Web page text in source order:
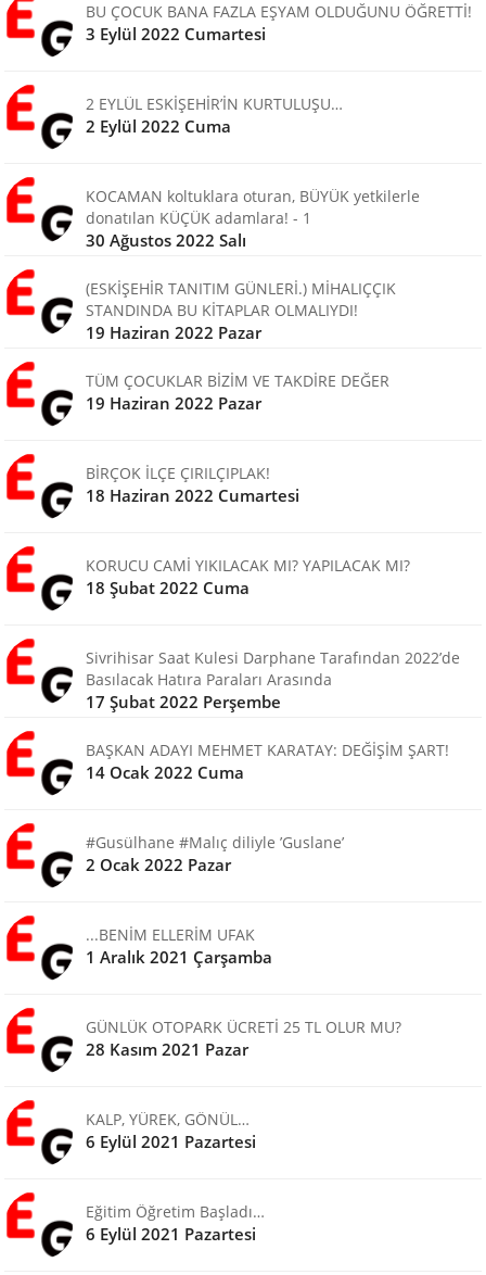
BU ÇOCUK BANA FAZLA EŞYAM OLDUĞUNU ÖĞRETTİ!
3 Eylül 2022 Cumartesi
2 EYLÜL ESKİŞEHİR’İN KURTULUŞU…
2 Eylül 2022 Cuma
KOCAMAN koltuklara oturan, BÜYÜK yetkilerle
donatılan KÜÇÜK adamlara! - 1
30 Ağustos 2022 Salı
(ESKİŞEHİR TANITIM GÜNLERİ.) MİHALIÇÇIK
STANDINDA BU KİTAPLAR OLMALIYDI!
19 Haziran 2022 Pazar
TÜM ÇOCUKLAR BİZİM VE TAKDİRE DEĞER
19 Haziran 2022 Pazar
BİRÇOK İLÇE ÇIRILÇIPLAK!
18 Haziran 2022 Cumartesi
KORUCU CAMİ YIKILACAK MI? YAPILACAK MI?
18 Şubat 2022 Cuma
Sivrihisar Saat Kulesi Darphane Tarafından 2022’de
Basılacak Hatıra Paraları Arasında
17 Şubat 2022 Perşembe
BAŞKAN ADAYI MEHMET KARATAY: DEĞİŞİM ŞART!
14 Ocak 2022 Cuma
#Gusülhane #Malıç diliyle ’Guslane’
2 Ocak 2022 Pazar
...BENİM ELLERİM UFAK
1 Aralık 2021 Çarşamba
GÜNLÜK OTOPARK ÜCRETİ 25 TL OLUR MU?
28 Kasım 2021 Pazar
KALP, YÜREK, GÖNÜL…
6 Eylül 2021 Pazartesi
Eğitim Öğretim Başladı…
6 Eylül 2021 Pazartesi